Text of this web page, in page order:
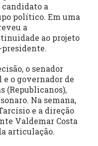
candidato a
político. Em uma
a
ao projeto
o senador
o governador de
(Republicanos),
Na semana,
e a direção
Valdemar Costa
articulação.